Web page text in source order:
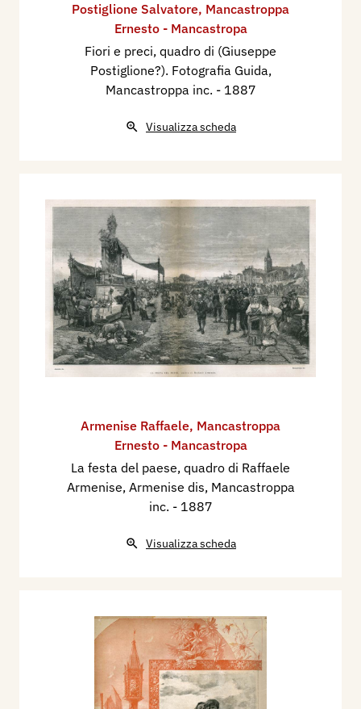
Postiglione Salvatore, Mancastroppa
Ernesto - Mancastropa
Fiori e preci, quadro di (Giuseppe
Postiglione?). Fotografia Guida,
Mancastroppa inc. - 1887
Visualizza scheda
Armenise Raffaele, Mancastroppa
Ernesto - Mancastropa
La festa del paese, quadro di Raffaele
Armenise, Armenise dis, Mancastroppa
inc. - 1887
Visualizza scheda